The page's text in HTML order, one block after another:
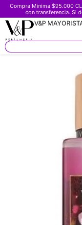
Compra Minima $95.000
con transferencia. Si
V&P